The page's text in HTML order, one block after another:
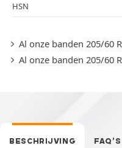
HSN
Al onze banden 205/60
Al onze banden 205/60
BESCHRIJVING FAQ’S